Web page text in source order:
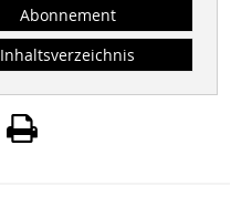
Abonnement
Inhaltsverzeichnis